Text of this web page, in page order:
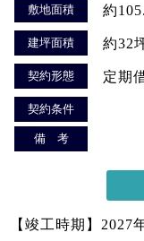
敷地面積 約
建坪面積 約32
契約形態 定期
契約条件
備 考
【竣工時期】2027